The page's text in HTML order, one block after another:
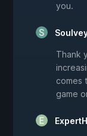
you.
Thank
comes
game